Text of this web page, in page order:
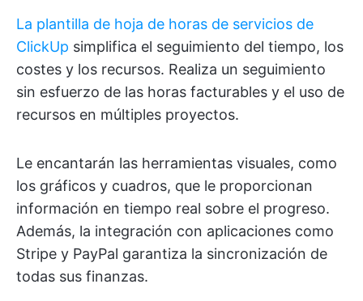
La plantilla de hoja de horas de servicios de
ClickUp simplifica el seguimiento del tiempo, los
costes y los recursos. Realiza un seguimiento
sin esfuerzo de las horas facturables y el uso de
recursos en múltiples proyectos.
Le encantarán las herramientas visuales, como
los gráficos y cuadros, que le proporcionan
información en tiempo real sobre el progreso.
Además, la integración con aplicaciones como
Stripe y PayPal garantiza la sincronización de
todas sus finanzas.